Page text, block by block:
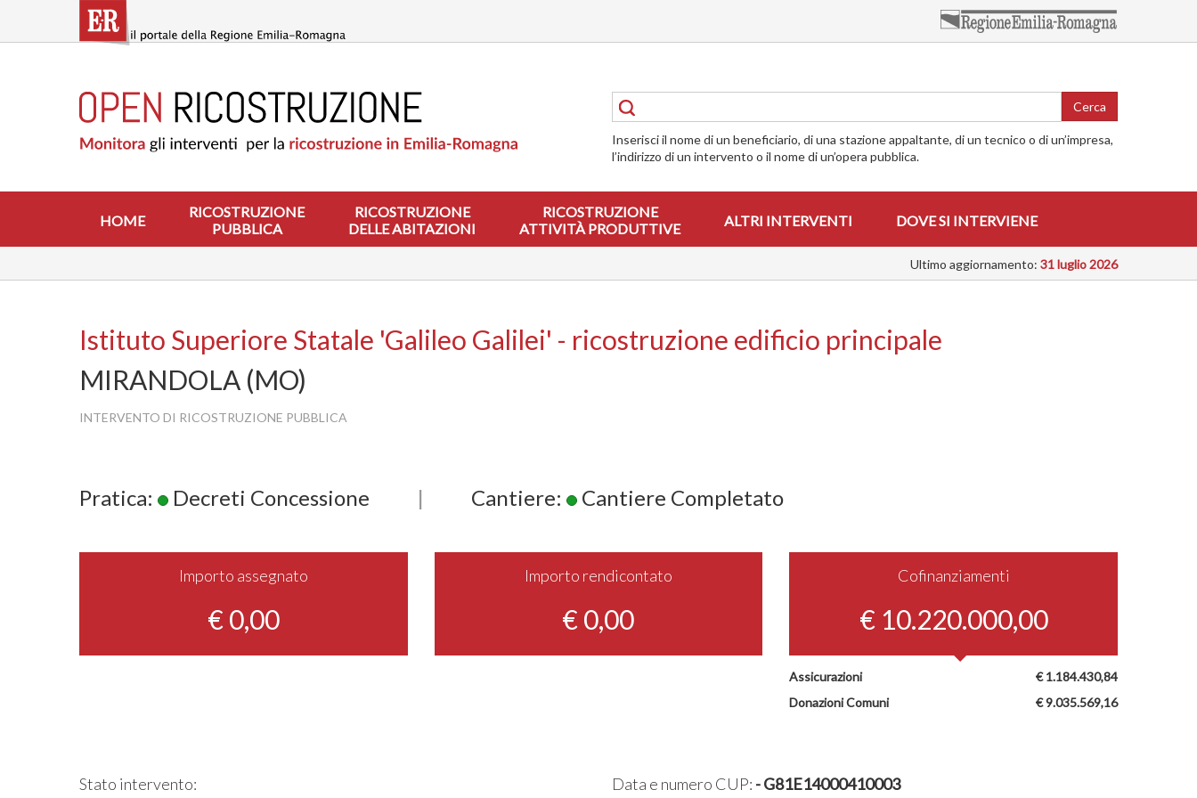
contenuto
RICOSTRUZIONE
PUBBLICA
ABITAZIONI
RICOSTRUZIONE
ATTIVITÀ
INTERVIENE
Cerca
Inserisci il nome di un beneficiario, di una stazione appaltante, di un tecnico o di un’impresa,
l’indirizzo di un intervento o il nome di un’opera pubblica.
HOME
RICOSTRUZIONE
PUBBLICA
RICOSTRUZIONE
DELLE ABITAZIONI
RICOSTRUZIONE
ATTIVITÀ PRODUTTIVE
ALTRI INTERVENTI DOVE SI INTERVIENE
Ultimo aggiornamento: 31 luglio 2026
Istituto Superiore Statale 'Galileo Galilei' - ricostruzione edificio principale
MIRANDOLA (MO)
INTERVENTO DI RICOSTRUZIONE PUBBLICA
Pratica: Decreti Concessione | Cantiere: Cantiere Completato
Importo assegnato
€ 0,00
Importo rendicontato
€ 0,00
Cofinanziamenti
€ 10.220.000,00
€ 1.184.430,84
Assicurazioni
€ 9.035.569,16
Donazioni Comuni
Stato intervento: Data e numero CUP: - G81E14000410003